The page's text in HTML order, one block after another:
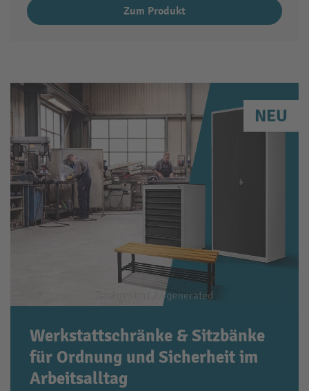
Zum Produkt
NEU
Werkstattschränke & Sitzbänke
für Ordnung und Sicherheit im
Arbeitsalltag